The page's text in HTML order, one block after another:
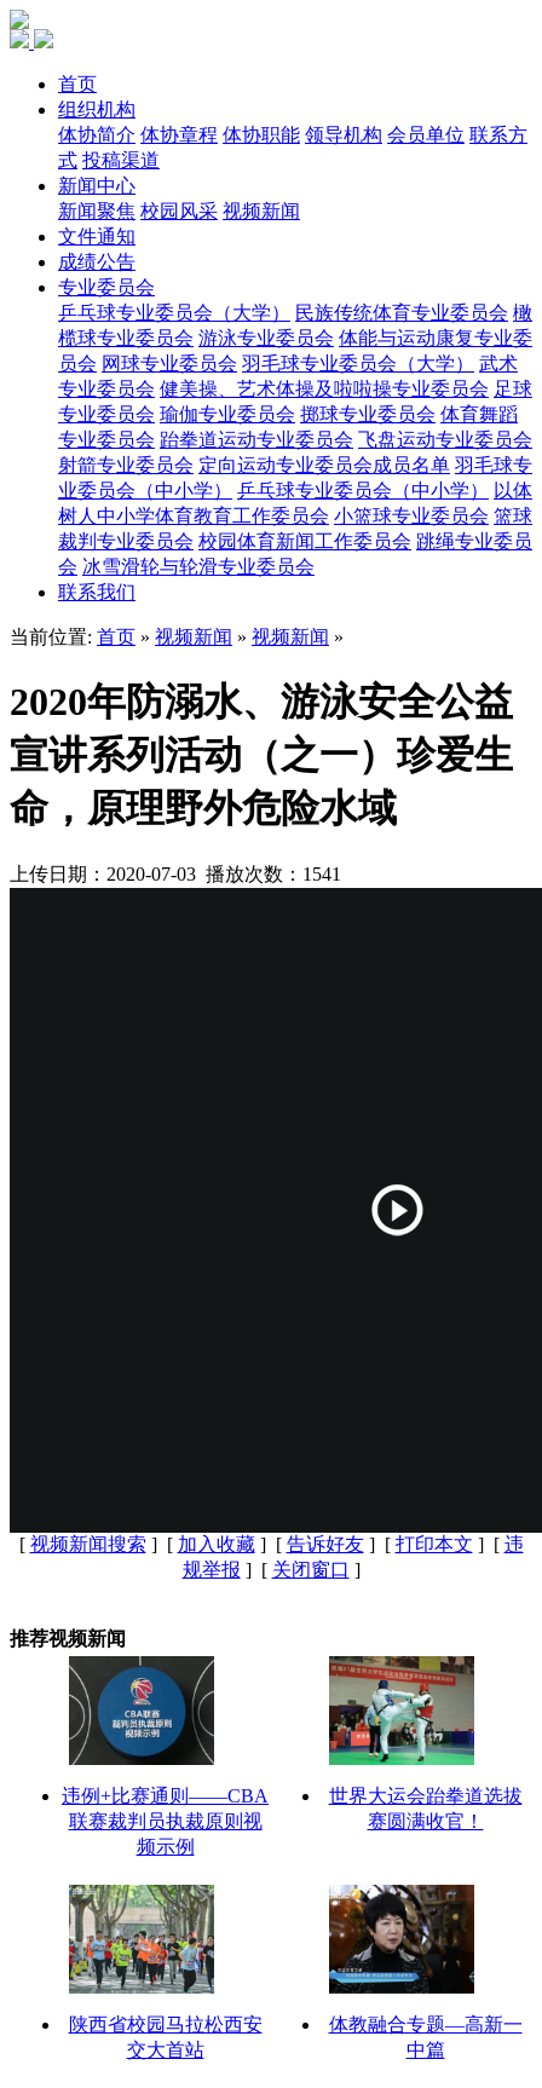
首页
组织机构
体协简介 体协章程 体协职能 领导机构 会员单位 联系方
式 投稿渠道
新闻中心
新闻聚焦 校园风采 视频新闻
文件通知
成绩公告
专业委员会
乒乓球专业委员会（大学）
民族传统体育专业委员会 橄
榄球专业委员会 游泳专业委员会 体能与运动康复专业委
员会 网球专业委员会 羽毛球专业委员会（大学）
武术
专业委员会 健美操、艺术体操及啦啦操专业委员会 足球
专业委员会 瑜伽专业委员会 掷球专业委员会 体育舞蹈
专业委员会 跆拳道运动专业委员会 飞盘运动专业委员会
射箭专业委员会 定向运动专业委员会成员名单 羽毛球专
业委员会（中小学）
乒乓球专业委员会（中小学）
以体
树人中小学体育教育工作委员会 小篮球专业委员会 篮球
裁判专业委员会 校园体育新闻工作委员会 跳绳专业委员
会 冰雪滑轮与轮滑专业委员会
联系我们
当前位置: 首页 » 视频新闻 » 视频新闻 »
2020年防溺水、游泳安全公益
宣讲系列活动（之一）珍爱生
命，原理野外危险水域
上传日期：2020-07-03 播放次数： 1541
[ 视频新闻搜索 ] [ 加入收藏] [ 告诉好友] [ 打印本文 ] [ 违
规举报 ] [ 关闭窗口 ]
推荐视频新闻
违例+比赛通则——CBA
联赛裁判员执裁原则视
频示例
世界大运会跆拳道选拔
赛圆满收官！
陕西省校园马拉松西安
交大首站
体教融合专题—高新一
中篇